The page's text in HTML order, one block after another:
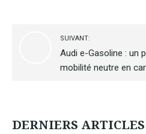
SUIVANT:
Audi e-Gasoline : un
mobilité neutre en
DERNIERS ARTICLES